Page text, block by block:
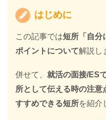
はじめに
この記事では短所「自分
ポイントについて解説し
併せて、 就活の面接/ES
所として伝える時の注
すすめできる短所を紹介